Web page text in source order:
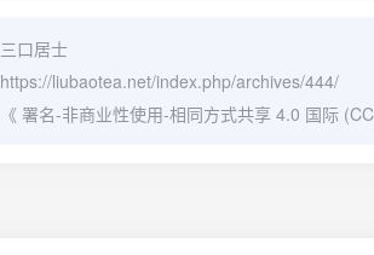
三口居士
https://liubaotea.net/index.php/archives/444/
《 署名-非商业性使用-相同方式共享 4.0 国际